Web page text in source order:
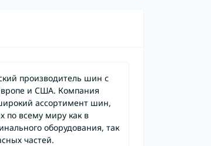
производитель шин с
и США. Компания
ассортимент шин,
по всему миру как в
оборудования, так
частей.